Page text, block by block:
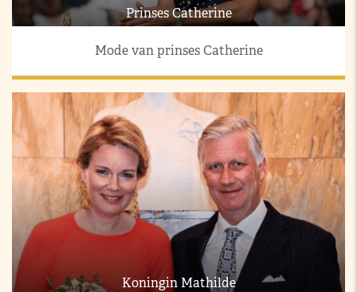
Prinses Catherine
Mode van prinses Catherine
Koningin Mathilde